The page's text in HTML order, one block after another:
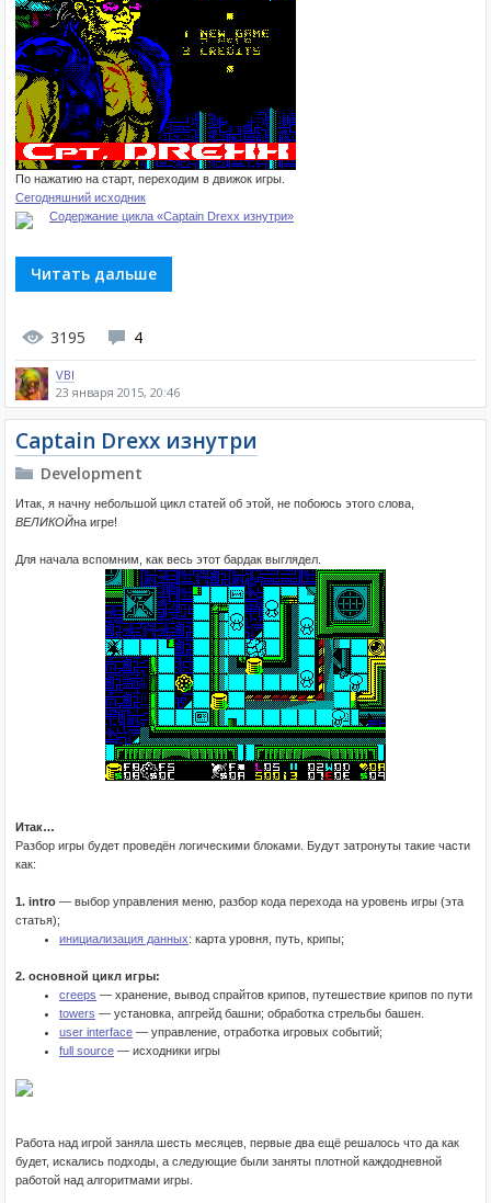
По нажатию на старт, переходим в движок игры.
Сегодняшний исходник
Содержание цикла «Captain Drexx изнутри»
Читать дальше
3195 4
VBI
23 января 2015, 20:46
Captain Drexx изнутри
Development
Итак, я начну небольшой цикл статей об этой, не побоюсь этого слова,
ВЕЛИКОЙна игре!
Для начала вспомним, как весь этот бардак выглядел.
Итак…
Разбор игры будет проведён логическими блоками. Будут затронуты такие части
как:
1. intro — выбор управления меню, разбор кода перехода на уровень игры (эта
статья);
инициализация данных: карта уровня, путь, крипы;
2. основной цикл игры:
creeps — хранение, вывод спрайтов крипов, путешествие крипов по пути
towers — установка, апгрейд башни; обработка стрельбы башен.
user interface — управление, отработка игровых событий;
full source — исходники игры
Работа над игрой заняла шесть месяцев, первые два ещё решалось что да как
будет, искались подходы, а следующие были заняты плотной каждодневной
работой над алгоритмами игры.